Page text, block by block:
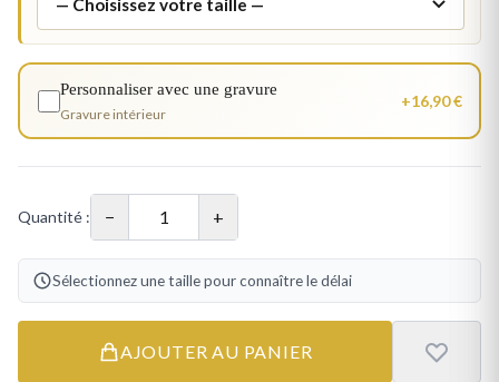
Personnaliser avec une gravure
Gravure intérieur
+16,90 €
Quantité : − +
Sélectionnez une taille pour connaître le délai
AJOUTER AU PANIER